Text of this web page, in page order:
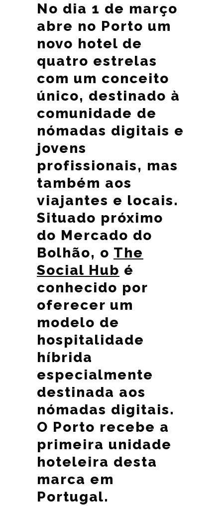
No dia 1 de março
abre no Porto um
novo hotel de
quatro estrelas
com um conceito
único, destinado à
comunidade de
nómadas digitais e
jovens
profissionais, mas
também aos
viajantes e locais.
Situado próximo
do Mercado do
Bolhão, o The
Social Hub é
conhecido por
oferecer um
modelo de
hospitalidade
híbrida
especialmente
destinada aos
nómadas digitais.
O Porto recebe a
primeira unidade
hoteleira desta
marca em
Portugal.